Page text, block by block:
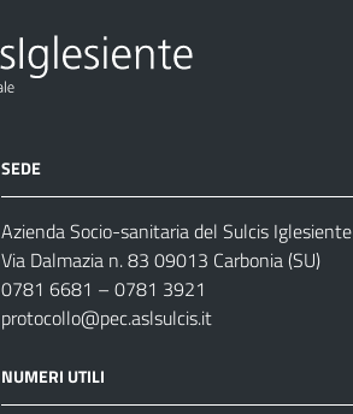
SEDE
Azienda Socio-sanitaria del Sulcis Iglesiente
Via Dalmazia n. 83 09013 Carbonia (SU)
0781 6681 – 0781 3921
protocollo@pec.aslsulcis.it
NUMERI UTILI